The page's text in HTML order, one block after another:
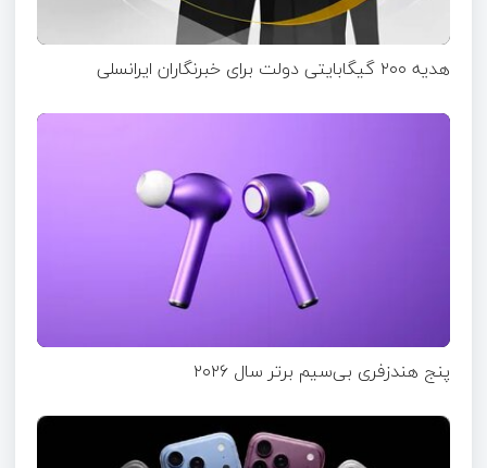
هدیه ۲۰۰ گیگابایتی دولت برای خبرنگاران ایرانسلی
پنج هندزفری بی‌سیم برتر سال ۲۰۲۶